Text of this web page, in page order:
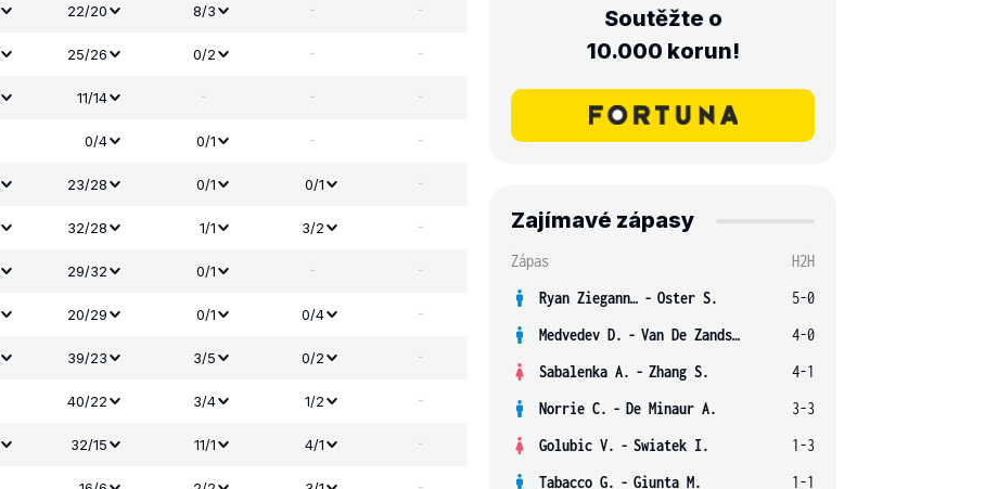
22/20 8/3 - -
25/26 0/2 - -
11/14 - - -
0/4 0/1 - -
23/28 0/1 0/1 -
32/28 1/1 3/2 -
29/32 0/1 - -
20/29 0/1 0/4 -
39/23 3/5 0/2 -
40/22 3/4 1/2 -
32/15 11/1 4/1 -
Soutěžte o
10.000 korun!
Zajímavé zápasy
Zápas
H2H
Ryan Ziegann S. - Oster S.
5-0
Medvedev D. - Van De Zandschulp B.
4-0
Sabalenka A. - Zhang S.
4-1
Norrie C. - De Minaur A.
3-3
Golubic V. - Swiatek I.
1-3
Tabacco G. - Giunta M. 1-1